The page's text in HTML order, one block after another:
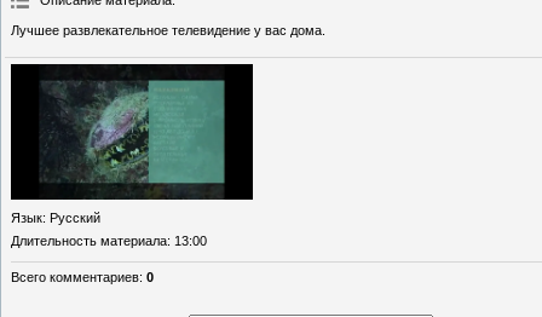
Лучшее развлекательное телевидение у вас дома.
Язык: Русский
Длительность материала: 13:00
Всего комментариев: 0